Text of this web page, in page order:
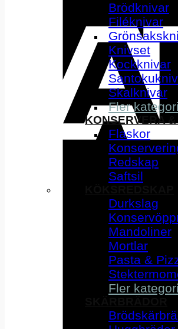
Brödknivar
Filéknivar
Knivset
Kockknivar
Skalknivar
Fler
KONSERVERA &
Flaskor
Redskap
Saftsil
Durkslag
Mandoliner
Mortlar
Pasta &
Fler